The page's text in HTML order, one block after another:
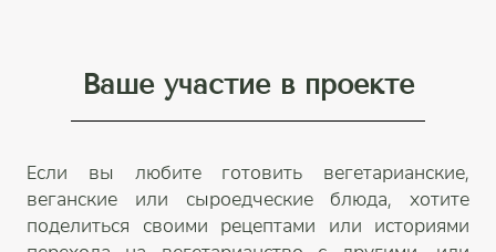
Ваше участие в проекте
Если вы любите готовить вегетарианские,
веганские или сыроедческие блюда, хотите
поделиться своими рецептами или историями